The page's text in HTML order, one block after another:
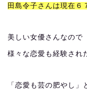
田島令子さんは現在６
美しい女優さんなので
様々な恋愛も経験され
「恋愛も芸の肥やし」